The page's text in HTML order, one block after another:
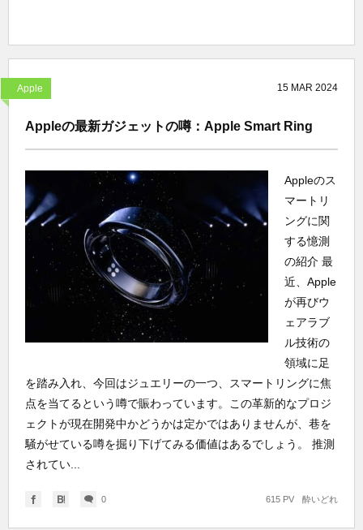
Apple 15 MAR 2024
Appleの最新ガジェットの噂：Apple Smart Ring
Appleのス
マートリ
ングに関
する憶測
の紹介 最
近、Apple
が再びウ
ェアラブ
ル技術の
領域に足
を踏み入れ、今回はジュエリーの一つ、スマートリングに焦
点を当てるという噂で賑わっています。この革新的なプロジ
ェクトが現在開発中かどうかは定かではありませんが、巷を
騒がせている噂を掘り下げてみる価値はあるでしょう。 推測
されてい...
0 酔いどれ
615 PV